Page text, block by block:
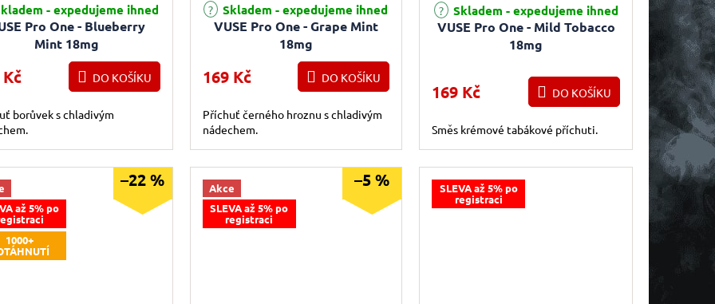
Pro One - Blueberry
Mint 18mg
- expedujeme ihned
DO KOŠÍKU
borůvek s chladivým
VUSE Pro One - Grape Mint
18mg
Skladem - expedujeme ihned
169 Kč DO KOŠÍKU
Příchuť černého hroznu s chladivým
nádechem.
VUSE Pro One - Mild Tobacco
18mg
Skladem - expedujeme ihned
169 Kč DO KOŠÍKU
Směs krémové tabákové příchuti.
až 5% po
1000+
–22 %
Akce
SLEVA až 5% po
registraci
–5 %
SLEVA až 5% po
registraci